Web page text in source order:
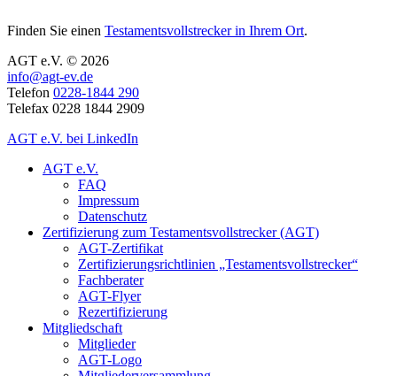
Finden Sie einen Testamentsvollstrecker in Ihrem Ort.
AGT e.V. © 2026
info@agt-ev.de
Telefon 0228-1844 290
Telefax 0228 1844 2909
AGT e.V. bei LinkedIn
AGT e.V.
FAQ
Impressum
Datenschutz
Zertifizierung zum Testamentsvollstrecker (AGT)
AGT-Zertifikat
Zertifizierungsrichtlinien „Testamentsvollstrecker“
Fachberater
AGT-Flyer
Rezertifizierung
Mitgliedschaft
Mitglieder
AGT-Logo